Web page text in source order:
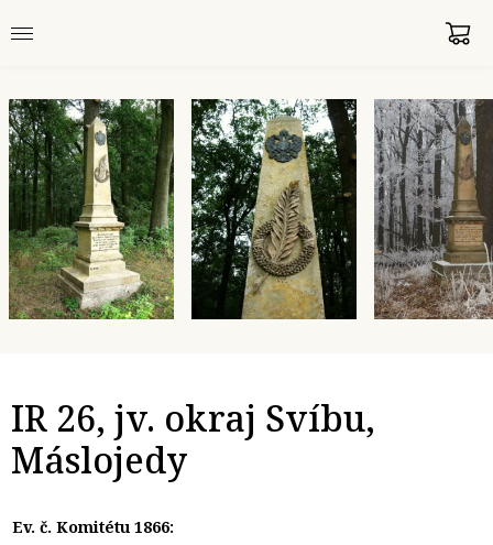
IR 26, jv. okraj Svíbu,
Máslojedy
Ev. č. Komitétu 1866: